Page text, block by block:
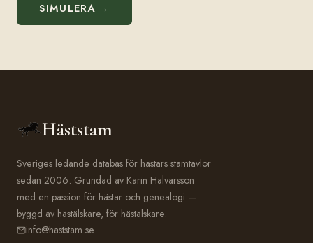
SIMULERA →
Häststam
Sveriges ledande databas för hästars stamtavlor
sedan 2006. Grundad av Karin Halvarsson
med en passion för hästar och genealogi —
byggd av hästälskare, för hästälskare.
info@haststam.se